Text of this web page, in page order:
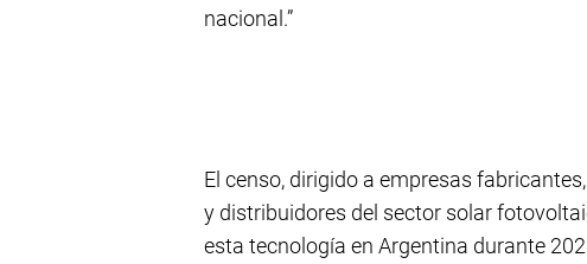
nacional.”
El censo, dirigido a empresas
y distribuidores del sector solar
esta tecnología en Argentina durante